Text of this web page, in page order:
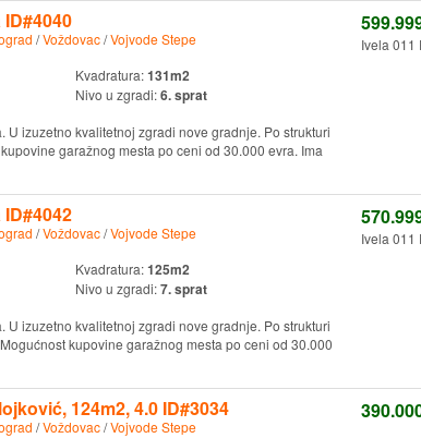
/Voždovac/Vojvode Stepe
Kvadratura:131m2
Nivo u zgradi:6. sprat
U izuzetno kvalitetnoj zgradi nove gradnje. Po strukturi
garažnog mesta po ceni od 30.000 evra. Ima
Ivela 011
/Voždovac/Vojvode Stepe
Kvadratura:125m2
Nivo u zgradi:7. sprat
U izuzetno kvalitetnoj zgradi nove gradnje. Po strukturi
kupovine garažnog mesta po ceni od 30.000
Ivela 011
124m2, 4.0 ID#3034
/Voždovac/Vojvode Stepe